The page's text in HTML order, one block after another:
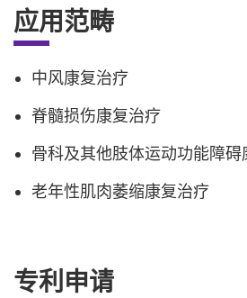
应用范畴
中风康复治疗
脊髓损伤康复治疗
骨科及其他肢体运动功能障碍
老年性肌肉萎缩康复治疗
专利申请